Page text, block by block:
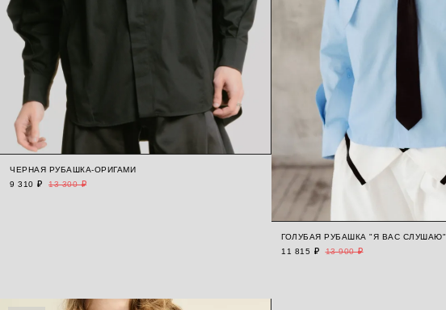
ЧЕРНАЯ РУБАШКА-ОРИГАМИ
9 310 ₽
13 300 ₽
ГОЛУБАЯ РУБАШКА "Я ВАС СЛУШАЮ"
11 815 ₽
13 900 ₽